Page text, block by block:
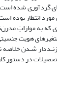
گردآوری
انتظار بوده
‌که به موازاتِ
هویت
شـدن
تحصیلات در دستور